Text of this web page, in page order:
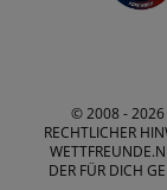
© 2008 - 2026
RECHTLICHER
DER FÜR DICH